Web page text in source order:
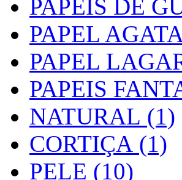
PAPEIS DE
PAPEL
PAPEL
PAPEIS
NATURAL (1)
CORTIÇA (1)
PELE (10)